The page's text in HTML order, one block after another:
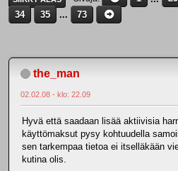
34
35 ... 73
the_man
02.02.08 - klo: 22.09
Hyvä että saadaan lisää aktiivisia
käyttömaksut pysy kohtuudella
sen tarkempaa tietoa ei itselläkään
kutina olis.